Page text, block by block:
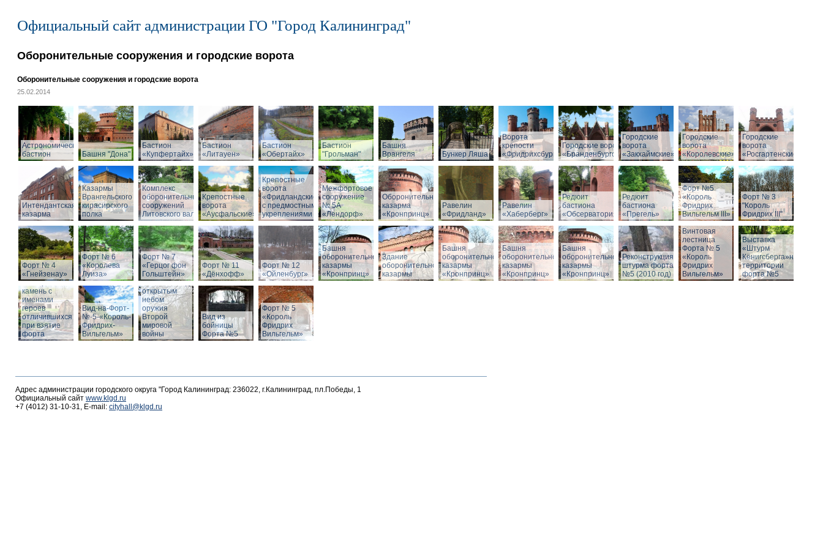
Официальный сайт администрации ГО "Город Калининград"
Оборонительные сооружения и городские ворота
Оборонительные сооружения и городские ворота
25.02.2014
Астрономический
бастион
Башня "Дона"
Бастион
«Купфертайх»
Бастион
«Литауен»
Бастион
«Обертайх»
Бастион
"Грольман"
Башня
Врангеля
Бункер Ляша
Ворота
крепости
«Фридрихсбург»
Городские ворота
«Бранденбургские»
Городские
ворота
«Закхаймские»
Городские
ворота
«Королевские»
Городские
ворота
«Росгартенские»
Интендантская
казарма
Казармы
Врангельского
кирасирского
полка
Комплекс
оборонительных
сооружений
Литовского вала
Крепостные
ворота
«Аусфальские»
Крепостные
ворота
«Фридландские»
с предмостными
укреплениями
Межфортовое
сооружение
№ 5А
«Лендорф»
Оборонительная
казарма
«Кронпринц»
Равелин
«Фридланд»
Равелин
«Хаберберг»
Редюит
бастиона
«Обсерватория»
Редюит
бастиона
«Прегель»
Форт №5
«Король
Фридрих
Вильгельм III»
Форт № 3
"Король
Фридрих III"
Форт № 4
«Гнейзенау»
Форт № 6
«Королева
Луиза»
Форт № 7
«Герцог фон
Гольштейн»
Форт № 11
«Дёнхофф»
Форт № 12
«Ойленбург»
Башня
оборонительной
казармы
«Кронпринц»
Здание
оборонительной
казармы
Башня
оборонительной
казармы
«Кронпринц»
Башня
оборонительной
казармы
«Кронпринц»
Башня
оборонительной
казармы
«Кронпринц»
Реконструкция
штурма форта
№5 (2010 год)
Винтовая
лестница
Форта № 5
«Король
Фридрих
Вильгельм»
Выставка
«Штурм
Кёнигсберга»на
территории
форта №5
Мемориальный
камень с
именами
героев
отличившихся
при взятие
форта
Вид-на-Форт-
№-5-«Король-
Фридрих-
Вильгельм»
Выставка под
открытым
небом
оружия
Второй
мировой
войны
Вид из
бойницы
Форта №5
Форт № 5
«Король
Фридрих
Вильгельм»
Адрес администрации городского округа "Город Калининград: 236022, г.Калининград, пл.Победы, 1
Официальный сайт www.klgd.ru
+7 (4012) 31-10-31, E-mail: cityhall@klgd.ru